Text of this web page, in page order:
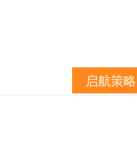
启航策略